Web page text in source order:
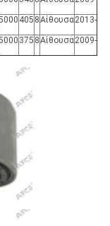
405 8Αίθουσα2013-
375 8Αίθουσα2009-